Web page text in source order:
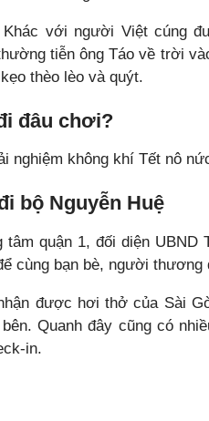
với người Việt cúng
tiễn ông Táo về trời
thèo lèo và quýt.
đâu chơi?
nghiệm không khí Tết nô
bộ Nguyễn Huệ
quận 1, đối diện UBND
cùng bạn bè, người
được hơi thở của Sài
Quanh đây cũng có
in.